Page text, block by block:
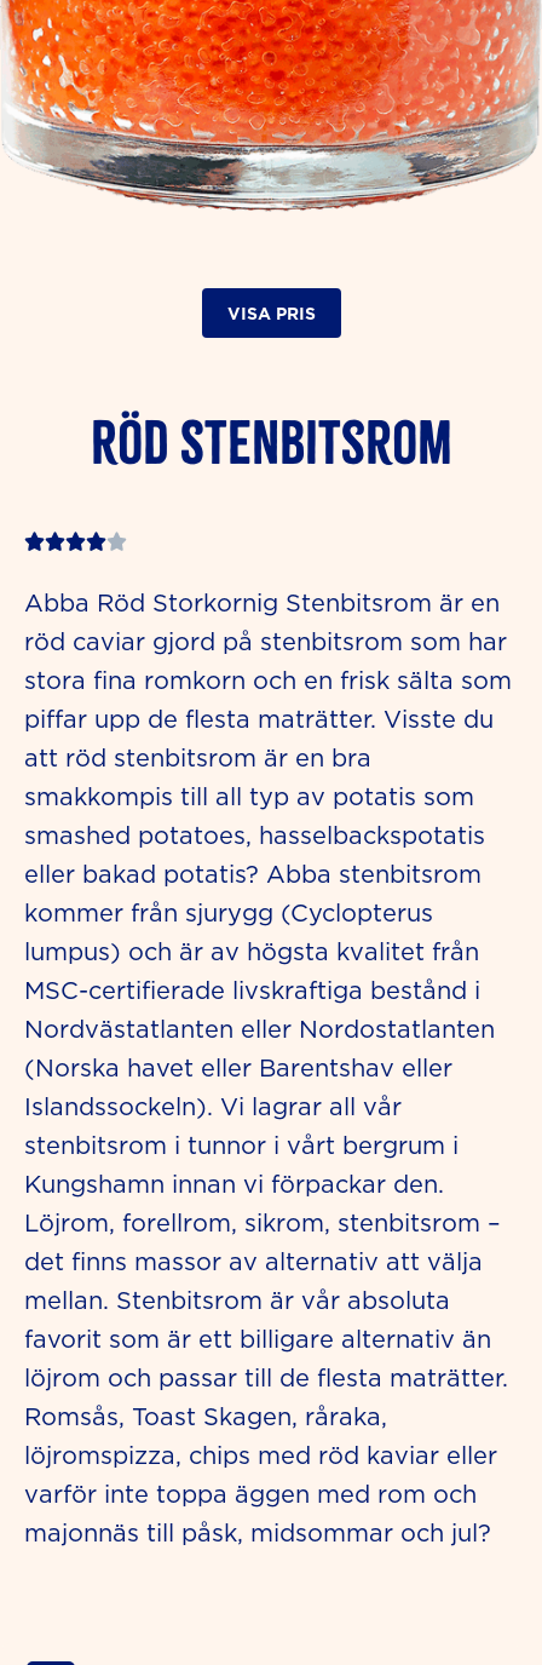
Röd Stenbitsrom

out
of
5
Abba Röd Storkornig Stenbitsrom är en
röd caviar gjord på stenbitsrom som har
stora fina romkorn och en frisk sälta som
piffar upp de flesta maträtter. Visste du
att röd stenbitsrom är en bra
smakkompis till all typ av potatis som
smashed potatoes, hasselbackspotatis
eller bakad potatis? Abba stenbitsrom
kommer från sjurygg (Cyclopterus
lumpus) och är av högsta kvalitet från
MSC-certifierade livskraftiga bestånd i
Nordvästatlanten eller Nordostatlanten
(Norska havet eller Barentshav eller
Islandssockeln). Vi lagrar all vår
stenbitsrom i tunnor i vårt bergrum i
Kungshamn innan vi förpackar den.
Löjrom, forellrom, sikrom, stenbitsrom –
det finns massor av alternativ att välja
mellan. Stenbitsrom är vår absoluta
favorit som är ett billigare alternativ än
löjrom och passar till de flesta maträtter.
Romsås, Toast Skagen, råraka,
löjromspizza, chips med röd kaviar eller
varför inte toppa äggen med rom och
majonnäs till påsk, midsommar och jul?
VISA PRIS